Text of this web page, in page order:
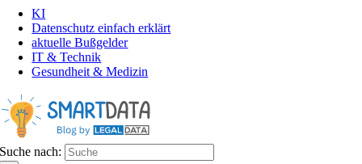
KI
Datenschutz einfach erklärt
aktuelle Bußgelder
IT & Technik
Gesundheit & Medizin
Suche nach: